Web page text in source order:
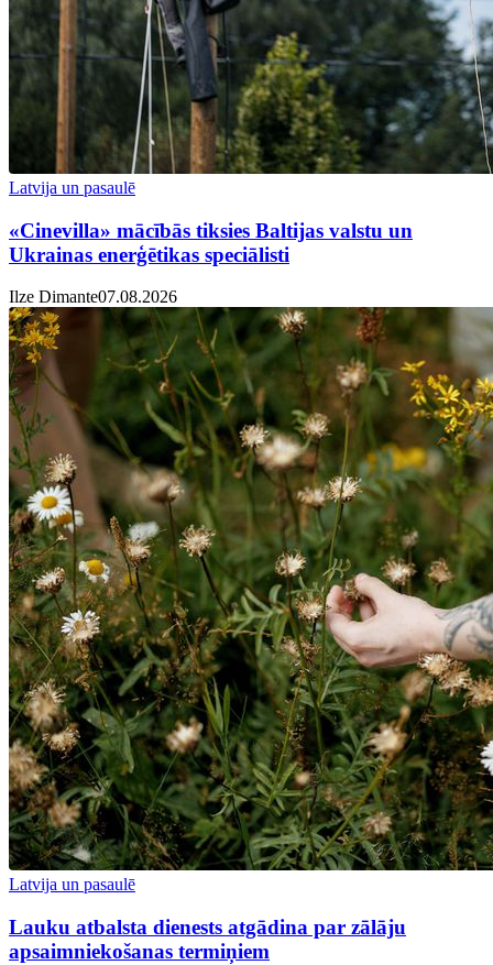
Latvija un pasaulē
«Cinevilla» mācībās tiksies Baltijas valstu un
Ukrainas enerģētikas speciālisti
Ilze Dimante07.08.2026
Latvija un pasaulē
Lauku atbalsta dienests atgādina par zālāju
apsaimniekošanas termiņiem